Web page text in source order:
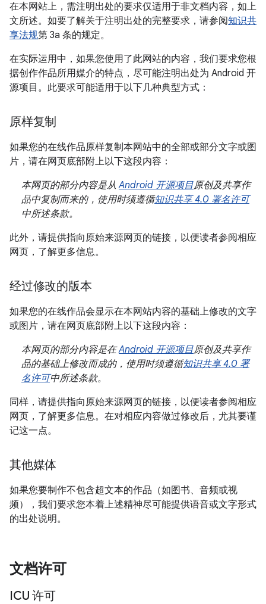
在本网站上，需注明出处的要求仅适用于非文档内容，如上
文所述。如要了解关于注明出处的完整要求，请参阅知识共
享法规第 3a 条的规定。
在实际运用中，如果您使用了此网站的内容，我们要求您根
据创作作品所用媒介的特点，尽可能注明出处为 Android 开
源项目。此要求可能适用于以下几种典型方式：
原样复制
如果您的在线作品原样复制本网站中的全部或部分文字或图
片，请在网页底部附上以下这段内容：
本网页的部分内容是从Android 开源项目原创及共享作
品中复制而来的，使用时须遵循知识共享 4.0 署名许可
中所述条款。
此外，请提供指向原始来源网页的链接，以便读者参阅相应
网页，了解更多信息。
经过修改的版本
如果您的在线作品会显示在本网站内容的基础上修改的文字
或图片，请在网页底部附上以下这段内容：
本网页的部分内容是在Android 开源项目原创及共享作
品的基础上修改而成的，使用时须遵循知识共享 4.0 署
名许可中所述条款。
同样，请提供指向原始来源网页的链接，以便读者参阅相应
网页，了解更多信息。在对相应内容做过修改后，尤其要谨
记这一点。
其他媒体
如果您要制作不包含超文本的作品（如图书、音频或视
频），我们要求您本着上述精神尽可能提供语音或文字形式
的出处说明。
文档许可
ICU 许可